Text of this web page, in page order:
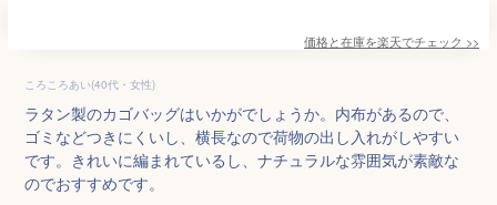
価格と在庫を楽天でチェック >>
ころころあい(40代・女性)
ラタン製のカゴバッグはいかがでしょうか。内布があるので、
ゴミなどつきにくいし、横長なので荷物の出し入れがしやすい
です。きれいに編まれているし、ナチュラルな雰囲気が素敵な
のでおすすめです。